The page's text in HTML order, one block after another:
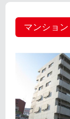
マンション